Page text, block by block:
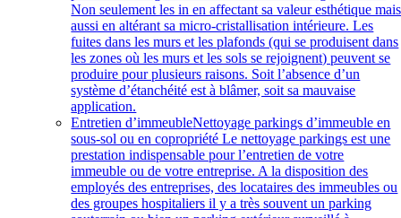
Non seulement les in en affectant sa valeur esthétique mais
aussi en altérant sa micro-cristallisation intérieure. Les
fuites dans les murs et les plafonds (qui se produisent dans
les zones où les murs et les sols se rejoignent) peuvent se
produire pour plusieurs raisons. Soit l’absence d’un
système d’étanchéité est à blâmer, soit sa mauvaise
application.
Entretien d’immeubleNettoyage parkings d’immeuble en
sous-sol ou en copropriété Le nettoyage parkings est une
prestation indispensable pour l’entretien de votre
immeuble ou de votre entreprise. A la disposition des
employés des entreprises, des locataires des immeubles ou
des groupes hospitaliers il y a très souvent un parking